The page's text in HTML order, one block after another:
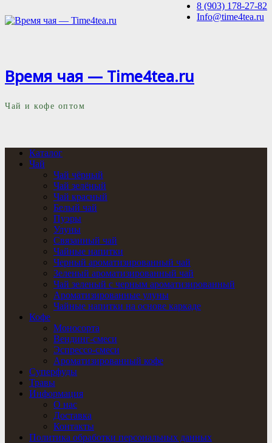
8 (903) 178-27-82
Info@time4tea.ru
Время чая — Time4tea.ru
Чай и кофе оптом
Каталог
Чай
Чай чёрный
Чай зелёный
Чай красный
Белый чай
Пуэры
Улуны
Связанный чай
Чайные напитки
Черный ароматизированный чай
Зеленый ароматизированный чай
Чай зеленый с черным ароматизированный
Ароматизированные улуны
Чайные напитки на основе каркаде
Кофе
Моносорта
Вендинг-смеси
Эспрессо-смеси
Ароматизированный кофе
Суперфуды
Травы
Информация
О нас
Доставка
Контакты
Политика обработки персональных данных